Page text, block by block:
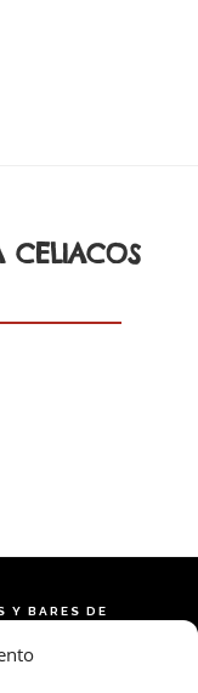
CELIACOS
Y BARES DE